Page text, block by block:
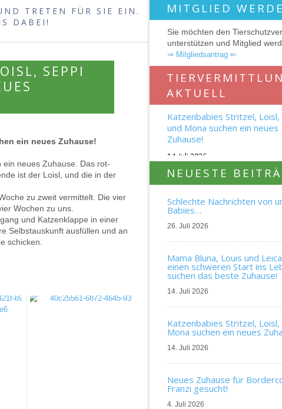
TRETEN FÜR SIE EIN.
DABEI!
SEPPI
ein neues Zuhause!
neues Zuhause. Das rot-
ist der Loisl, und die in der
zu zweit vermittelt. Die vier
Wochen zu uns.
und Katzenklappe in einer
Selbstauskunft ausfüllen und an
schicken.
MITGLIED
Sie möchten den
unterstützen und Mitglied
⇒ Mitgliedsantrag ⇐
AKTUELL
Katzenbabies Stritzel, Loisl,
und Mona suchen ein neues
Zuhause!
14. Juli 2026
NEUESTE
Schlechte Nachrichten von
Babies…
26. Juli 2026
Mama Bluna, Louis und
einen schweren Start ins
suchen das beste Zuhause!
14. Juli 2026
Katzenbabies Stritzel, Loisl,
Mona suchen ein neues
14. Juli 2026
Neues Zuhause für
Franzi gesucht!
4. Juli 2026